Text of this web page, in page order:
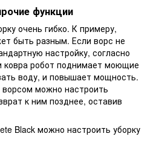
функции
очень гибко. К примеру,
быть разным. Если ворс не
настройку, согласно
ковра робот поднимает моющие
воду, и повышает мощность.
можно настроить
к ним позднее, оставив